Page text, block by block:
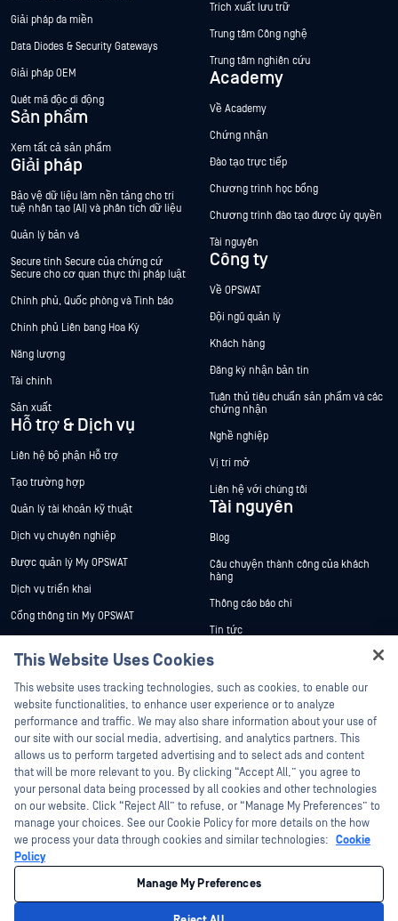
Giải pháp đa miền
Data Diodes & Security Gateways
Giải pháp OEM
Quét mã độc di động
Sản phẩm
Xem tất cả sản phẩm
Giải pháp
Bảo vệ dữ liệu làm nền tảng cho trí
tuệ nhân tạo (AI) và phân tích dữ liệu
Quản lý bản vá
Secure tính Secure của chứng cứ
Secure cho cơ quan thực thi pháp luật
Chính phủ, Quốc phòng và Tình báo
Chính phủ Liên bang Hoa Kỳ
Năng lượng
Tài chính
Sản xuất
Hỗ trợ & Dịch vụ
Liên hệ bộ phận Hỗ trợ
Tạo trường hợp
Quản lý tài khoản kỹ thuật
Dịch vụ chuyên nghiệp
Được quản lý My OPSWAT
Dịch vụ triển khai
Cổng thông tin My OPSWAT
Đào tạo
Chương trình Xử lý Lỗ hổng Bảo mật
Đối tác
Chứng nhận
Đối tác công nghệ
Chương trình đối tác kênh phân phối
Trích xuất lưu trữ
Trung tâm Công nghệ
Trung tâm nghiên cứu
Academy
Về Academy
Chứng nhận
Đào tạo trực tiếp
Chương trình học bổng
Chương trình đào tạo được ủy quyền
Tài nguyên
Công ty
Về OPSWAT
Đội ngũ quản lý
Khách hàng
Đăng ký nhận bản tin
Tuân thủ tiêu chuẩn sản phẩm và các
chứng nhận
Nghề nghiệp
Vị trí mở
Liên hệ với chúng tôi
Tài nguyên
Blog
Câu chuyện thành công của khách
hàng
Thông cáo báo chí
Tin tức
Sự kiện
Hội thảo trên trực tuyến
Datasheets
White Papers
Công cụ miễn phí
©2026 OPSWAT Công ty TNHH. Mọi quyền được bảo lưu. OPSWAT , MetaDefender
Metascan, MetaAccess , cái OPSWAT Logo, Không tin tưởng bất kỳ tệp tin nào.
Không tin tưởng bất kỳ thiết bị nào. OPSWAT Academy Bảo vệ thế giới cơ sở hạ
tầng trọng yếu Deep CDR™ Technology, InQuest, Logo InQuest, DFI, RetroHunt, Deep
File Inspection và Join the Hunt là các nhãn hiệu thương mại của OPSWAT Các
nhãn hiệu của bên thứ ba là tài sản của chủ sở hữu tương ứng.
Quản lý tùy chọn Cookie
This Website Uses Cookies
This website uses tracking technologies, such as cookies, to enable our
website functionalities, to enhance user experience or to analyze
performance and traffic. We may also share information about your use of
our site with our social media, advertising, and analytics partners. This
allows us to perform targeted advertising and to select ads and content
that will be more relevant to you. By clicking “Accept All,” you agree to
your personal data being processed by all cookies and other technologies
on our website. Click “Reject All” to refuse, or “Manage My Preferences” to
manage your choices. See our Cookie Policy for more details on the how
we process your data through cookies and similar technologies: Cookie
Policy
Manage My Preferences
Hey there!
I'm Ozzy, your OPSWAT virtual assistant.
How can I help you secure what's critical
today?